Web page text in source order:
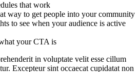
that work
way to get people into your community
to see when your audience is active
your CTA is
in voluptate velit esse cillum
Excepteur sint occaecat cupidatat non